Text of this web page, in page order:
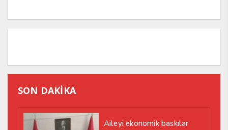
SON DAKİKA
Aileyi ekonomik baskılar